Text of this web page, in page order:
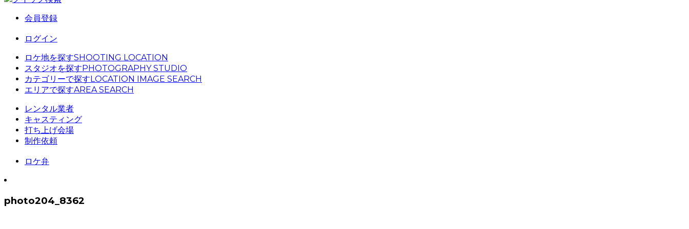
会員登録
ログイン
ロケ地を探すSHOOTING LOCATION
スタジオを探すPHOTOGRAPHY STUDIO
カテゴリーで探すLOCATION IMAGE SEARCH
エリアで探すAREA SEARCH
レンタル業者
キャスティング
打ち上げ会場
制作依頼
ロケ弁
photo204_8362